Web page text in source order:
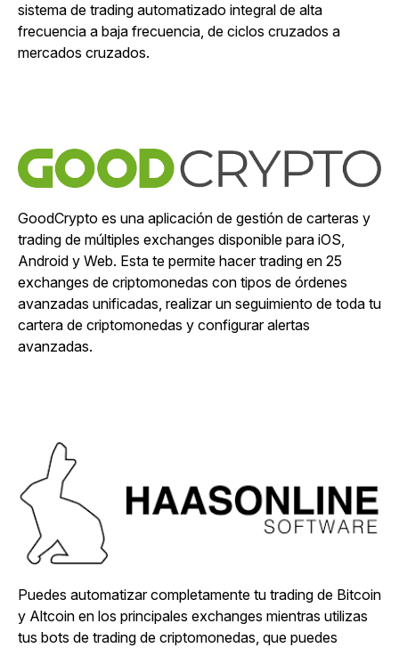
sistema de trading automatizado integral de alta
frecuencia a baja frecuencia, de ciclos cruzados a
mercados cruzados.
GoodCrypto es una aplicación de gestión de carteras y
trading de múltiples exchanges disponible para iOS,
Android y Web. Esta te permite hacer trading en 25
exchanges de criptomonedas con tipos de órdenes
avanzadas unificadas, realizar un seguimiento de toda tu
cartera de criptomonedas y configurar alertas
avanzadas.
Puedes automatizar completamente tu trading de Bitcoin
y Altcoin en los principales exchanges mientras utilizas
tus bots de trading de criptomonedas, que puedes